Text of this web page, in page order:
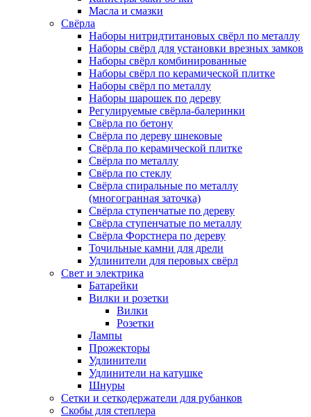
Масла и смазки
Свёрла
Наборы нитридтитановых свёрл по металлу
Наборы свёрл для установки врезных замков
Наборы свёрл комбинированные
Наборы свёрл по керамической плитке
Наборы свёрл по металлу
Наборы шарошек по дереву
Регулируемые свёрла-балеринки
Свёрла по бетону
Свёрла по дереву шнековые
Свёрла по керамической плитке
Свёрла по металлу
Свёрла по стеклу
Свёрла спиральные по металлу
(многогранная заточка)
Свёрла ступенчатые по дереву
Свёрла ступенчатые по металлу
Свёрла Форстнера по дереву
Точильные камни для дрели
Удлинители для перовых свёрл
Свет и электрика
Батарейки
Вилки и розетки
Вилки
Розетки
Лампы
Прожекторы
Удлинители
Удлинители на катушке
Шнуры
Сетки и сеткодержатели для рубанков
Скобы для степлера